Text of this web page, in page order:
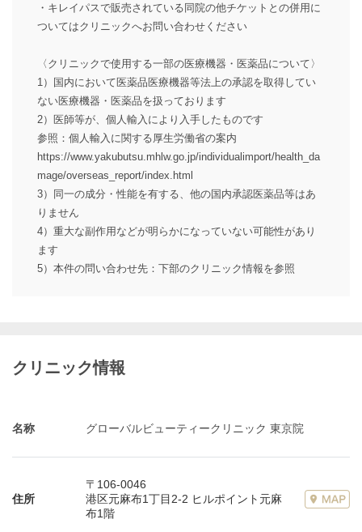
・キレイパスで販売されている同院の他チケットとの併用に
ついてはクリニックへお問い合わせください
〈クリニックで使用する一部の医療機器・医薬品について〉
1）国内において医薬品医療機器等法上の承認を取得してい
ない医療機器・医薬品を扱っております
2）医師等が、個人輸入により入手したものです
参照：個人輸入に関する厚生労働省の案内
https://www.yakubutsu.mhlw.go.jp/individualimport/health_da
mage/overseas_report/index.html
3）同一の成分・性能を有する、他の国内承認医薬品等はあ
りません
4）重大な副作用などが明らかになっていない可能性があり
ます
5）本件の問い合わせ先：下部のクリニック情報を参照
クリニック情報
名称 グローバルビューティークリニック 東京院
住所
〒106-0046
港区元麻布1丁目2-2 ヒルポイント元麻
布1階